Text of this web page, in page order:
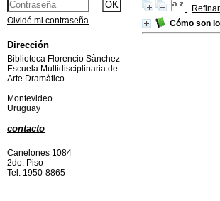
Cómo son
Olvidé mi contraseña
Dirección
Biblioteca Florencio Sànchez -
Escuela Multidisciplinaria de
Arte Dramàtico
Montevideo
Uruguay
contacto
Canelones 1084
2do. Piso
Tel: 1950-8865